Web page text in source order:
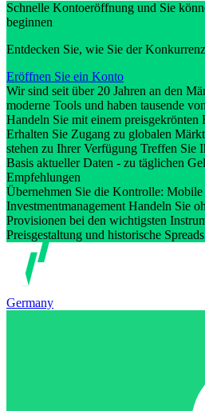
Schnelle Kontoeröffnung und Sie
beginnen
Entdecken Sie, wie Sie der
Eröffnen Sie ein Konto
Wir sind seit über 20 Jahren an den
moderne Tools und haben tausende
Handeln Sie mit einem preisgekrönten
Erhalten Sie Zugang zu globalen
stehen zu Ihrer Verfügung Treffen Sie
Basis aktueller Daten - zu täglichen
Empfehlungen
Übernehmen Sie die Kontrolle: Mobile
Investmentmanagement Handeln Sie
Provisionen bei den wichtigsten
Preisgestaltung und historische Spreads
Germany